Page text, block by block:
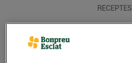
RECEPTES